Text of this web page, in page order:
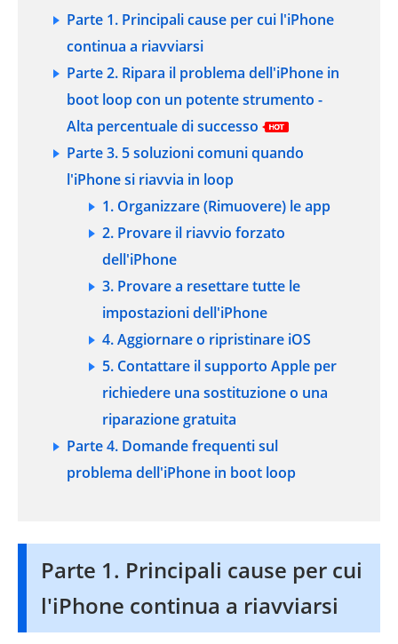
Parte 1. Principali cause per cui l'iPhone
continua a riavviarsi
Parte 2. Ripara il problema dell'iPhone in
boot loop con un potente strumento -
Alta percentuale di successo
Parte 3. 5 soluzioni comuni quando
l'iPhone si riavvia in loop
1. Organizzare (Rimuovere) le app
2. Provare il riavvio forzato
dell'iPhone
3. Provare a resettare tutte le
impostazioni dell'iPhone
4. Aggiornare o ripristinare iOS
5. Contattare il supporto Apple per
richiedere una sostituzione o una
riparazione gratuita
Parte 4. Domande frequenti sul
problema dell'iPhone in boot loop
Parte 1. Principali cause per cui
l'iPhone continua a riavviarsi